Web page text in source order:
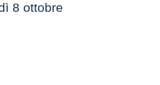
8 ottobre